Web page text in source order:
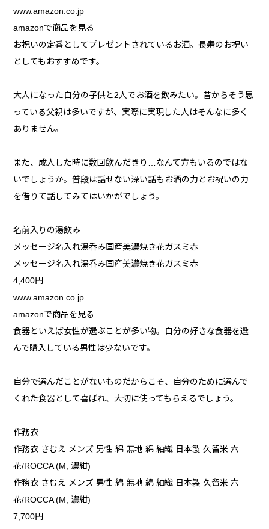
www.amazon.co.jp
amazonで商品を見る
お祝いの定番としてプレゼントされているお酒。長寿のお祝い
としてもおすすめです。
大人になった自分の子供と2人でお酒を飲みたい。昔からそう思
っている父親は多いですが、実際に実現した人はそんなに多く
ありません。
また、成人した時に数回飲んだきり…なんて方もいるのではな
いでしょうか。普段は話せない深い話もお酒の力とお祝いの力
を借りて話してみてはいかがでしょう。
名前入りの湯飲み
メッセージ名入れ湯呑み国産美濃焼き花ガスミ赤
メッセージ名入れ湯呑み国産美濃焼き花ガスミ赤
4,400円
www.amazon.co.jp
amazonで商品を見る
食器といえば女性が選ぶことが多い物。自分の好きな食器を選
んで購入している男性は少ないです。
自分で選んだことがないものだからこそ、自分のために選んで
くれた食器として喜ばれ、大切に使ってもらえるでしょう。
作務衣
作務衣 さむえ メンズ 男性 綿 無地 綿 紬織 日本製 久留米 六
花/ROCCA (M, 濃紺)
作務衣 さむえ メンズ 男性 綿 無地 綿 紬織 日本製 久留米 六
花/ROCCA (M, 濃紺)
7,700円